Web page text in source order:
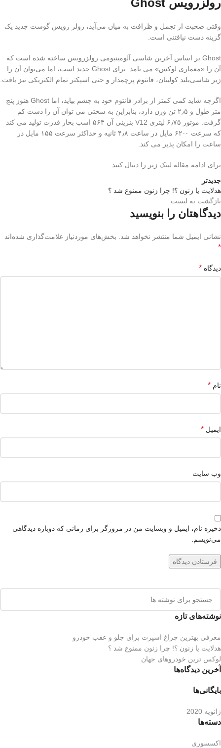
رولزرویس Ghost
وقتی صحبت از تجمل و ظرافت به میان می‌آید، رولز رویس گوست جدید یک
گزینه دست نیافتنی است.
Ghost بر اساس آخرین شاسی آلومینیومی رولزرویس ساخته شده است که
آن را «معماری لوکس» می نامد. برای Ghost جدید است، اما می‌توان آن را
زیر شاسی‌بلند کولینان، فانتوم پرچمدار و حتی اسپکتر تمام الکتریکی نیز یافت.
اگرچه شاید کمی کمتر از برادر فانتوم خود به چشم بیاید، اما Ghost هنوز پنج
متر طول و ۲٫۵ تن وزن دارد، بنابراین به سختی می توان آن را دست کم
گرفت. موتور ۶٫۷۵ لیتری V12 بنزینی آن ۵۶۳ اسب بخار قدرت تولید می کند
که سرعت ۰-۶۲ مایل در ساعت ۴٫۸ ثانیه و حداکثر سرعت ۱۵۵ مایل در
ساعت را امکان پذیر می کند.
برای ادامه مقاله لینک زیر را دنبال کنید
جدیدتر
هدلایت یا زنون ؟! چرا زنون ممنوع شد ؟
بازگشت به لیست
دیدگاهتان را بنویسید
نشانی ایمیل شما منتشر نخواهد شد. بخش‌های موردنیاز علامت‌گذاری شده‌اند
*
دیدگاه *
نام *
ایمیل *
وب‌ سایت
ذخیره نام، ایمیل و وبسایت من در مرورگر برای زمانی که دوباره دیدگاهی
می‌نویسم.
نوشته‌های تازه
معرفی بهترین چراغ اسپرت برای جلو و عقب خودرو
هدلایت یا زنون ؟! چرا زنون ممنوع شد ؟
لوکس ترین خودروهای جهان
آخرین دیدگاه‌ها
بایگانی‌ها
ژانویه 2020
دسته‌ها
اکسسوری